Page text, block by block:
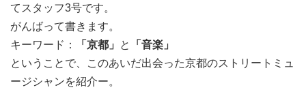
てスタッフ3号です。
がんばって書きます。
キーワード：
「京都」 と
「音楽」
ということで、このあいだ出会った京都のストリートミュ
ージシャンを紹介ー。